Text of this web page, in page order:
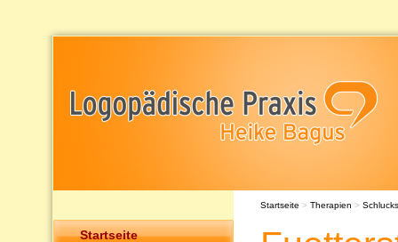
Startseite
Startseite > Therapien >